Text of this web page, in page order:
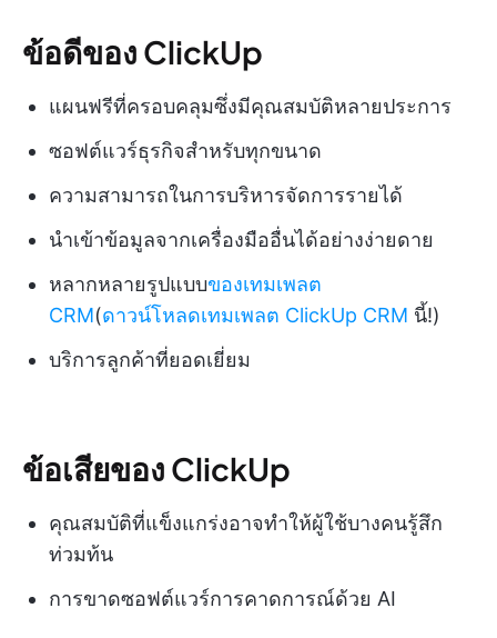
ข้อดีของ ClickUp
แผนฟรีที่ครอบคลุมซึ่งมีคุณสมบัติหลายประการ
ซอฟต์แวร์ธุรกิจสำหรับทุกขนาด
ความสามารถในการบริหารจัดการรายได้
นำเข้าข้อมูลจากเครื่องมืออื่นได้อย่างง่ายดาย
หลากหลายรูปแบบของเทมเพลต
CRM(ดาวน์โหลดเทมเพลต ClickUp CRM นี้!)
บริการลูกค้าที่ยอดเยี่ยม
ข้อเสียของ ClickUp
คุณสมบัติที่แข็งแกร่งอาจทำให้ผู้ใช้บางคนรู้สึก
ท่วมท้น
การขาดซอฟต์แวร์การคาดการณ์ด้วย AI